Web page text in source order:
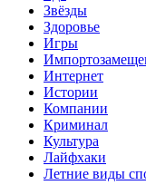
Звёзды
Здоровье
Игры
Интернет
Истории
Компании
Криминал
Культура
Лайфхаки
Летние виды